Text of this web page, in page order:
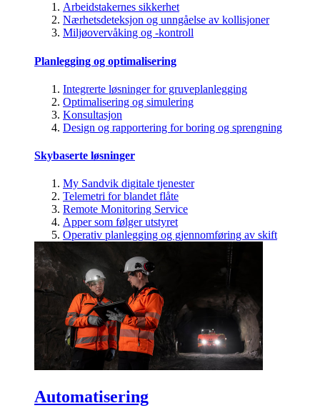
Arbeidstakernes sikkerhet
Nærhetsdeteksjon og unngåelse av kollisjoner
Miljøovervåking og -kontroll
Planlegging og optimalisering
Integrerte løsninger for gruveplanlegging
Optimalisering og simulering
Konsultasjon
Design og rapportering for boring og sprengning
Skybaserte løsninger
My Sandvik digitale tjenester
Telemetri for blandet flåte
Remote Monitoring Service
Apper som følger utstyret
Operativ planlegging og gjennomføring av skift
Automatisering